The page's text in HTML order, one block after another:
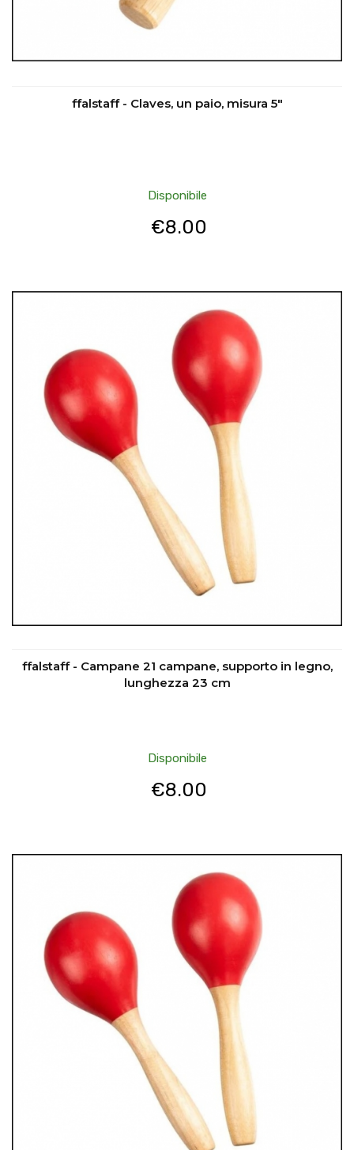
ffalstaff - Claves, un paio, misura 5"
Disponibile
€8.00
ffalstaff - Campane 21 campane, supporto in legno,
lunghezza 23 cm
Disponibile
€8.00